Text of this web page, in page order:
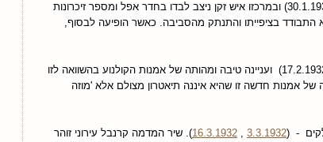
’ פורסם בכתב העת ‘כתובים’ (30.1.1932) ובמרכזו איש זקן ניצב לבדו בחדר אפל ומספר זיכרונות
בציפייתו והתנתק מהסביבה. כאשר הופיעה לבסוף,
‘ פורסמה ב’כתובים’ (17.2.1932) ועניינה טיבה ומהותה של אמנות הקולנוע בהשוואה לזו
אמנות חדשה זו שהיא איננה תיאטרון מצולם אלא 'מוזה
- (
3.3.1932
,
16.3.1932). שיר המדמה קרנבל עירוני זוהר